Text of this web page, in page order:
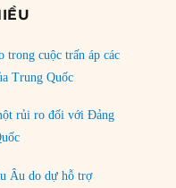
quỹ đầu tư mạo
chính trị của vốn
trong cuộc trấn áp các
Trung Quốc
rủi ro đối với Đảng
Âu do dự hỗ trợ